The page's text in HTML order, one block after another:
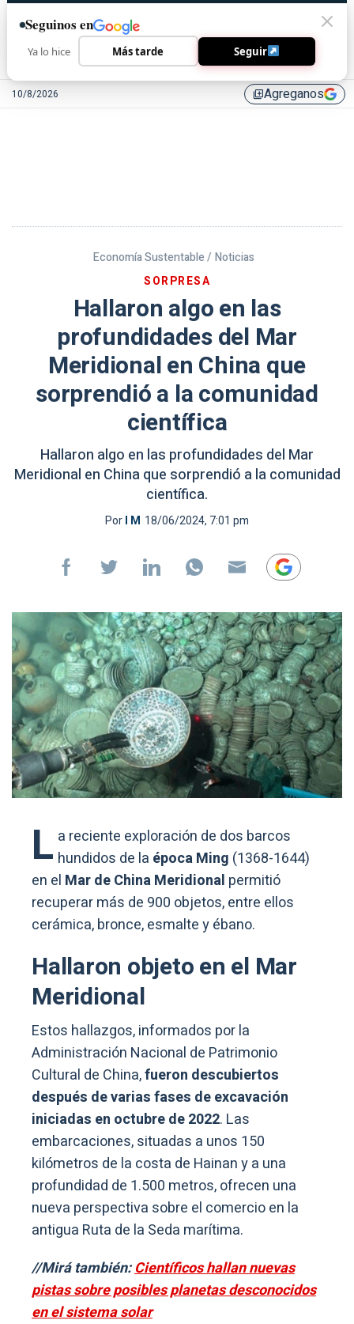
10/8/2026 library_addAgreganos
Economía Sustentable / Noticias
SORPRESA
Hallaron algo en las
profundidades del Mar
Meridional en China que
sorprendió a la comunidad
científica
Hallaron algo en las profundidades del Mar
Meridional en China que sorprendió a la comunidad
científica.
PorI M 18/06/2024, 7:01 pm
L a reciente exploración de dos barcos
hundidos de la época Ming (1368-1644)
en el Mar de China Meridional permitió
recuperar más de 900 objetos, entre ellos
cerámica, bronce, esmalte y ébano.
Hallaron objeto en el Mar
Meridional
Estos hallazgos, informados por la
Administración Nacional de Patrimonio
Cultural de China,fueron descubiertos
después de varias fases de excavación
iniciadas en octubre de 2022. Las
embarcaciones, situadas a unos 150
kilómetros de la costa de Hainan y a una
profundidad de 1.500 metros, ofrecen una
nueva perspectiva sobre el comercio en la
antigua Ruta de la Seda marítima.
//Mirá también:Científicos hallan nuevas
pistas sobre posibles planetas desconocidos
en el sistema solar
Seguinos en
Ya lo hice Más tarde Seguir